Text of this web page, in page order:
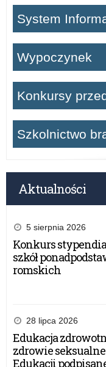
System
Wypoczynek
Konkursy
Szkolnictwo
Aktualności
5 sierpnia 2026
Konkurs
szkół
romskich
28 lipca 2026
Edukacja
zdrowie
Edukacji